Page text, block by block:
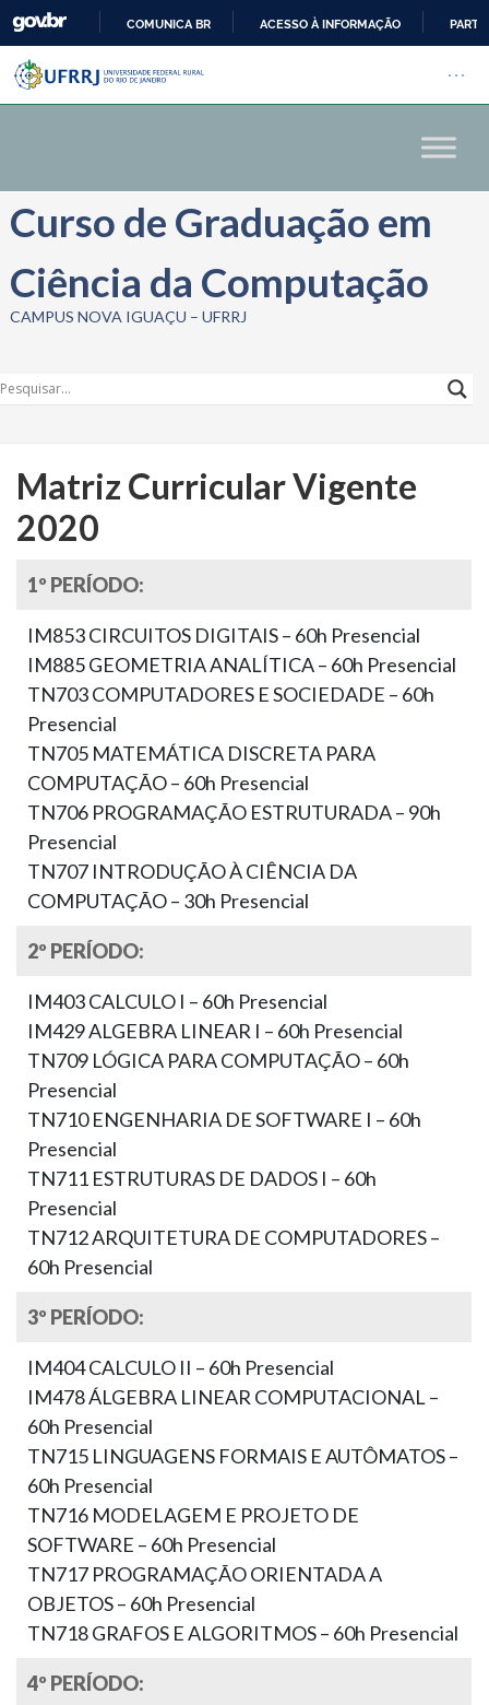
COMUNICA BR ACESSO À INFORMAÇÃO
Pular barra institucional
Barra institucional da
Curso de Graduação em
Ciência da Computação
CAMPUS NOVA IGUAÇU – UFRRJ
Matriz Curricular Vigente
2020
1º PERÍODO:
IM853 CIRCUITOS DIGITAIS – 60h Presencial
IM885 GEOMETRIA ANALÍTICA – 60h Presencial
TN703 COMPUTADORES E SOCIEDADE – 60h
Presencial
TN705 MATEMÁTICA DISCRETA PARA
COMPUTAÇÃO – 60h Presencial
TN706 PROGRAMAÇÃO ESTRUTURADA – 90h
Presencial
TN707 INTRODUÇÃO À CIÊNCIA DA
COMPUTAÇÃO – 30h Presencial
2º PERÍODO:
IM403 CALCULO I – 60h Presencial
IM429 ALGEBRA LINEAR I – 60h Presencial
TN709 LÓGICA PARA COMPUTAÇÃO – 60h
Presencial
TN710 ENGENHARIA DE SOFTWARE I – 60h
Presencial
TN711 ESTRUTURAS DE DADOS I – 60h
Presencial
TN712 ARQUITETURA DE COMPUTADORES –
60h Presencial
3º PERÍODO:
IM404 CALCULO II – 60h Presencial
IM478 ÁLGEBRA LINEAR COMPUTACIONAL –
60h Presencial
TN715 LINGUAGENS FORMAIS E AUTÔMATOS –
60h Presencial
TN716 MODELAGEM E PROJETO DE
SOFTWARE – 60h Presencial
TN717 PROGRAMAÇÃO ORIENTADA A
OBJETOS – 60h Presencial
TN718 GRAFOS E ALGORITMOS – 60h Presencial
4º PERÍODO: